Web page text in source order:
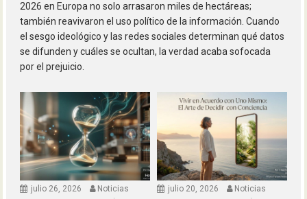
2026 en Europa no solo arrasaron miles de hectáreas;
también reavivaron el uso político de la información. Cuando
el sesgo ideológico y las redes sociales determinan qué datos
se difunden y cuáles se ocultan, la verdad acaba sofocada
por el prejuicio.
julio 26, 2026
Noticias
julio 20, 2026
Noticias